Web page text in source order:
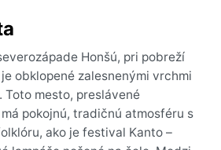
Honšú, pri pobreží
obklopené zalesnenými vrchmi
Toto mesto, preslávené
pokojnú, tradičnú atmosféru s
ako je festival Kanto –